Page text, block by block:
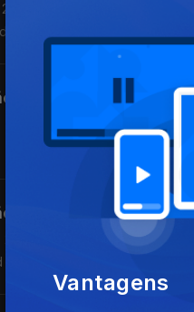
22 jul. 2026
CEDEAO
de...Rosário Luz
de...João Feijó
rovers da Pide e os mahindras
Vantagens